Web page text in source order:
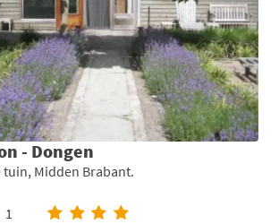
- Dongen
Midden Brabant.
1